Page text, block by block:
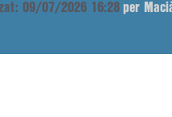
09/07/2026 16:28 per